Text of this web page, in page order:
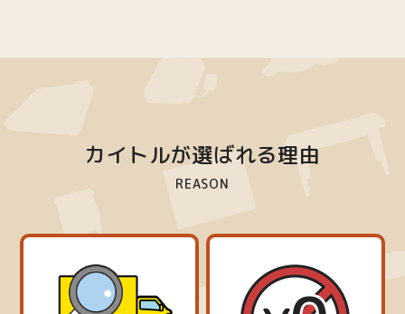
カイトルが選ばれる理由
REASON